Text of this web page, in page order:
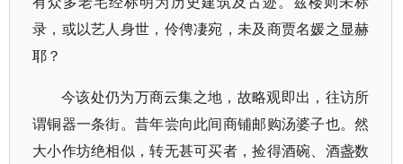
录，或以艺人身世，伶俜凄宛，未及商贾名媛之显赫
耶？
今该处仍为万商云集之地，故略观即出，往访所
谓铜器一条街。昔年尝向此间商铺邮购汤婆子也。然
大小作坊绝相似，转无甚可买者，捡得酒碗、酒盏数